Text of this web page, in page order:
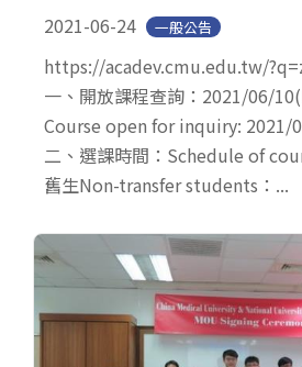
2021-06-24 一般公告
https://acadev.cmu.edu.tw/
一、開放課程查詢：2021/06/
Course open for inquiry: 2021/
二、選課時間：Schedule of
舊生Non-transfer students：...